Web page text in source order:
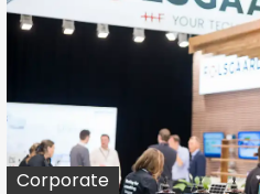
Corporate